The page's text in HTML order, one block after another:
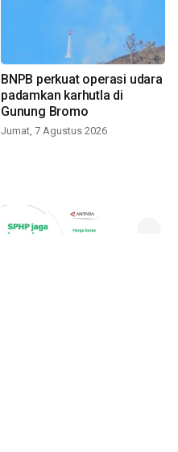
BNPB perkuat operasi udara
padamkan karhutla di
Gunung Bromo
Jumat, 7 Agustus 2026